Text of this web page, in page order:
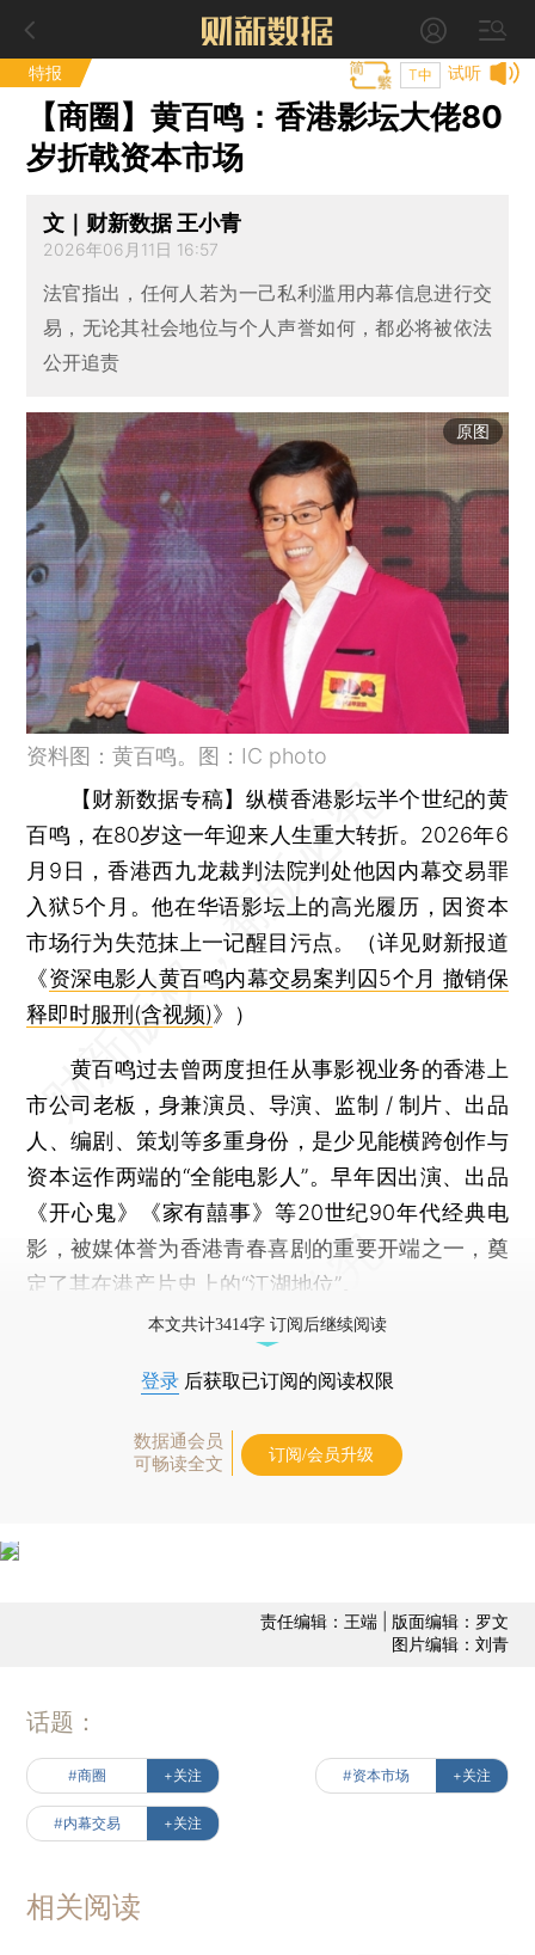
特报 试听
T中
【商圈】黄百鸣：香港影坛大佬80
岁折戟资本市场
文｜财新数据 王小青
2026年06月11日 16:57
法官指出，任何人若为一己私利滥用内幕信息进行交
易，无论其社会地位与个人声誉如何，都必将被依法
公开追责
原图
资料图：黄百鸣。图：IC photo
【财新数据专稿】 纵横香港影坛半个世纪的黄
百鸣，在80岁这一年迎来人生重大转折。2026年6
月9日，香港西九龙裁判法院判处他因内幕交易罪
入狱5个月。他在华语影坛上的高光履历，因资本
市场行为失范抹上一记醒目污点。（详见财新报道
《资深电影人黄百鸣内幕交易案判囚5个月 撤销保
释即时服刑(含视频)》）
黄百鸣过去曾两度担任从事影视业务的香港上
市公司老板，身兼演员、导演、监制 / 制片、出品
人、编剧、策划等多重身份，是少见能横跨创作与
资本运作两端的“全能电影人”。早年因出演、出品
《开心鬼》《家有囍事》等20世纪90年代经典电
影，被媒体誉为香港青春喜剧的重要开端之一，奠
定了其在港产片史上的“江湖地位”。
本文共计3414字 订阅后继续阅读
登录 后获取已订阅的阅读权限
数据通会员
可畅读全文
订阅/会员升级
责任编辑：王端 | 版面编辑：罗文
图片编辑：刘青
话题：
#商圈 +关注 #资本市场 +关注
#内幕交易 +关注
相关阅读